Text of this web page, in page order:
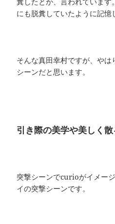
にも脱糞していたように記憶
そんな真田幸村ですが、や
シーンだと思います。
引き際の美学や美しく散
突撃シーンでcurioがイメー
イの突撃シーンです。